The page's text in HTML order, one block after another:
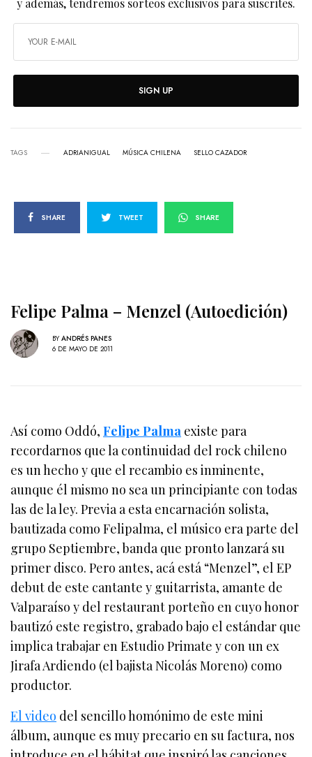
y además, tendremos sorteos exclusivos para suscrites.
SIGN UP
TAGS ADRIANIGUAL MÚSICA CHILENA SELLO CAZADOR
SHARE TWEET SHARE
Felipe Palma – Menzel (Autoedición)
BY ANDRÉS PANES
6 DE MAYO DE 2011
Así como Oddó,Felipe Palma existe para
recordarnos que la continuidad del rock chileno
es un hecho y que el recambio es inminente,
aunque él mismo no sea un principiante con todas
las de la ley. Previa a esta encarnación solista,
bautizada como Felipalma, el músico era parte del
grupo Septiembre, banda que pronto lanzará su
primer disco. Pero antes, acá está “Menzel”, el EP
debut de este cantante y guitarrista, amante de
Valparaíso y del restaurant porteño en cuyo honor
bautizó este registro, grabado bajo el estándar que
implica trabajar en Estudio Primate y con un ex
Jirafa Ardiendo (el bajista Nicolás Moreno) como
productor.
El video del sencillo homónimo de este mini
álbum, aunque es muy precario en su factura, nos